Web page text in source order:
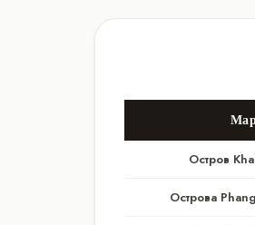
Остров
Острова